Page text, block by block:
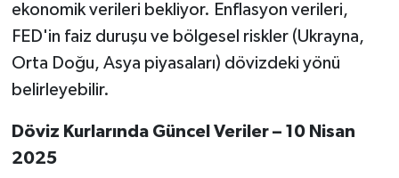
ekonomik verileri bekliyor. Enflasyon verileri,
FED'in faiz duruşu ve bölgesel riskler (Ukrayna,
Orta Doğu, Asya piyasaları) dövizdeki yönü
belirleyebilir.
Döviz Kurlarında Güncel Veriler – 10 Nisan
2025